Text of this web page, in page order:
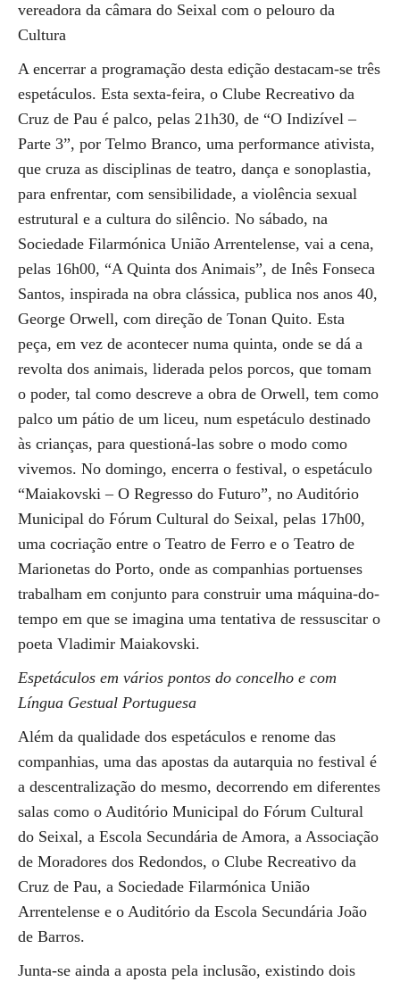
vereadora da câmara do Seixal com o pelouro da
Cultura
A encerrar a programação desta edição destacam-se três
espetáculos. Esta sexta-feira, o Clube Recreativo da
Cruz de Pau é palco, pelas 21h30, de “O Indizível –
Parte 3”, por Telmo Branco, uma performance ativista,
que cruza as disciplinas de teatro, dança e sonoplastia,
para enfrentar, com sensibilidade, a violência sexual
estrutural e a cultura do silêncio. No sábado, na
Sociedade Filarmónica União Arrentelense, vai a cena,
pelas 16h00, “A Quinta dos Animais”, de Inês Fonseca
Santos, inspirada na obra clássica, publica nos anos 40,
George Orwell, com direção de Tonan Quito. Esta
peça, em vez de acontecer numa quinta, onde se dá a
revolta dos animais, liderada pelos porcos, que tomam
o poder, tal como descreve a obra de Orwell, tem como
palco um pátio de um liceu, num espetáculo destinado
às crianças, para questioná-las sobre o modo como
vivemos. No domingo, encerra o festival, o espetáculo
“Maiakovski – O Regresso do Futuro”, no Auditório
Municipal do Fórum Cultural do Seixal, pelas 17h00,
uma cocriação entre o Teatro de Ferro e o Teatro de
Marionetas do Porto, onde as companhias portuenses
trabalham em conjunto para construir uma máquina-do-
tempo em que se imagina uma tentativa de ressuscitar o
poeta Vladimir Maiakovski.
Espetáculos em vários pontos do concelho e com
Língua Gestual Portuguesa
Além da qualidade dos espetáculos e renome das
companhias, uma das apostas da autarquia no festival é
a descentralização do mesmo, decorrendo em diferentes
salas como o Auditório Municipal do Fórum Cultural
do Seixal, a Escola Secundária de Amora, a Associação
de Moradores dos Redondos, o Clube Recreativo da
Cruz de Pau, a Sociedade Filarmónica União
Arrentelense e o Auditório da Escola Secundária João
de Barros.
Junta-se ainda a aposta pela inclusão, existindo dois